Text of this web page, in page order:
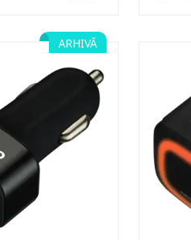
ARHIVĂ